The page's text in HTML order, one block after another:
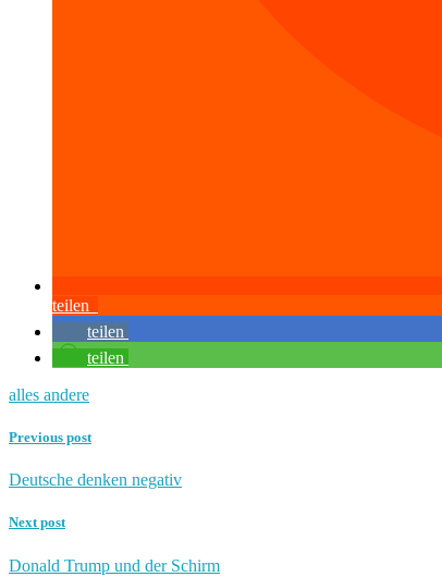
teilen
teilen
teilen
alles andere
Previous post
Deutsche denken negativ
Next post
Donald Trump und der Schirm